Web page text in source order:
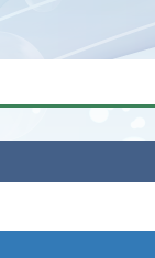
Ministério do
Regional
Advocacia-Geral